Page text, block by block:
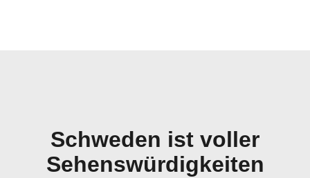
Schweden ist voller
Sehenswürdigkeiten